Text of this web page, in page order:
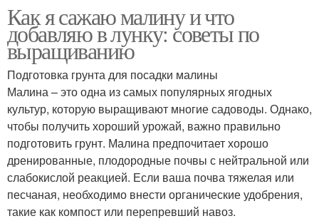
Как я сажаю малину и что
добавляю в лунку: советы по
выращиванию
Подготовка грунта для посадки малины
Малина – это одна из самых популярных ягодных
культур, которую выращивают многие садоводы. Однако,
чтобы получить хороший урожай, важно правильно
подготовить грунт. Малина предпочитает хорошо
дренированные, плодородные почвы с нейтральной или
слабокислой реакцией. Если ваша почва тяжелая или
песчаная, необходимо внести органические удобрения,
такие как компост или перепревший навоз.